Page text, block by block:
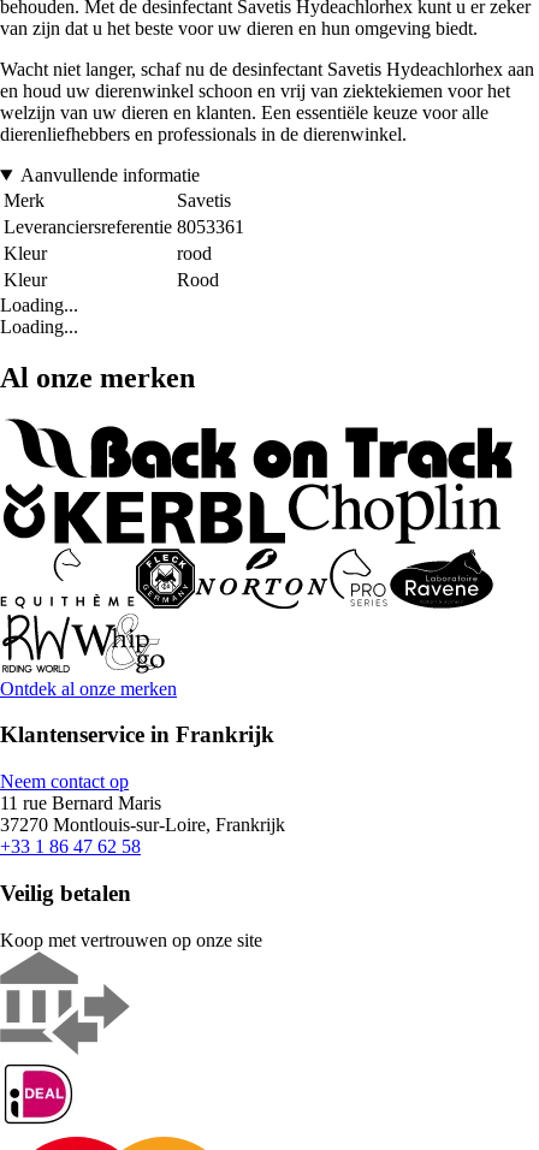
behouden. Met de desinfectant Savetis Hydeachlorhex kunt u er zeker
van zijn dat u het beste voor uw dieren en hun omgeving biedt.
Wacht niet langer, schaf nu de desinfectant Savetis Hydeachlorhex aan
en houd uw dierenwinkel schoon en vrij van ziektekiemen voor het
welzijn van uw dieren en klanten. Een essentiële keuze voor alle
dierenliefhebbers en professionals in de dierenwinkel.
Aanvullende informatie
Merk
Savetis
Leveranciersreferentie 8053361
Kleur
rood
Kleur
Rood
Loading...
Loading...
Al onze merken
Ontdek al onze merken
Klantenservice in Frankrijk
Neem contact op
11 rue Bernard Maris
37270 Montlouis-sur-Loire, Frankrijk
+33 1 86 47 62 58
Veilig betalen
Koop met vertrouwen op onze site